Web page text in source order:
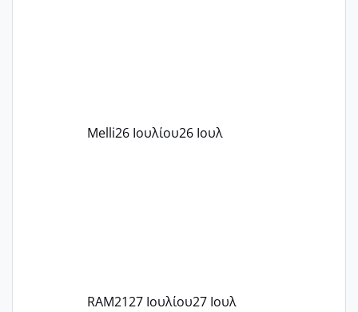
Εγώ πήγα σε έναν ιδιωτικό παιδικό στ
Melli26 Ιουλίου26 Ιουλ
RAM2127 Ιουλίου27 Ιουλ